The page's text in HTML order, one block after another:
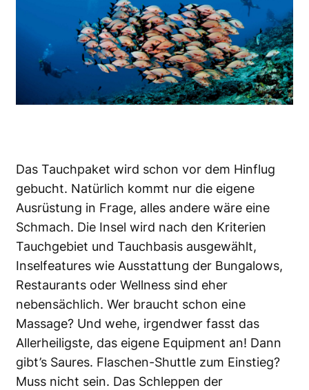
Das Tauchpaket wird schon vor dem Hinflug
gebucht. Natürlich kommt nur die eigene
Ausrüstung in Frage, alles andere wäre eine
Schmach. Die Insel wird nach den Kriterien
Tauchgebiet und Tauchbasis ausgewählt,
Inselfeatures wie Ausstattung der Bungalows,
Restaurants oder Wellness sind eher
nebensächlich. Wer braucht schon eine
Massage? Und wehe, irgendwer fasst das
Allerheiligste, das eigene Equipment an! Dann
gibt’s Saures. Flaschen-Shuttle zum Einstieg?
Muss nicht sein. Das Schleppen der